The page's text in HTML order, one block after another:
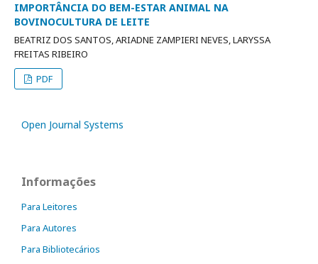
IMPORTÂNCIA DO BEM-ESTAR ANIMAL NA
BOVINOCULTURA DE LEITE
BEATRIZ DOS SANTOS, ARIADNE ZAMPIERI NEVES, LARYSSA
FREITAS RIBEIRO
PDF
Open Journal Systems
Informações
Para Leitores
Para Autores
Para Bibliotecários